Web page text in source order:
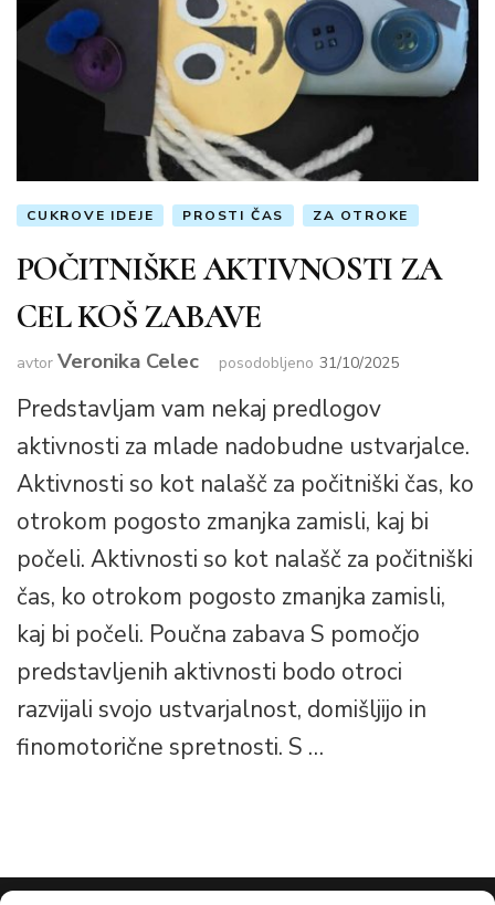
CUKROVE IDEJE PROSTI ČAS ZA OTROKE
POČITNIŠKE AKTIVNOSTI ZA
CEL KOŠ ZABAVE
avtor Veronika Celec posodobljeno 31/10/2025
Predstavljam vam nekaj predlogov
aktivnosti za mlade nadobudne ustvarjalce.
Aktivnosti so kot nalašč za počitniški čas, ko
otrokom pogosto zmanjka zamisli, kaj bi
počeli. Aktivnosti so kot nalašč za počitniški
čas, ko otrokom pogosto zmanjka zamisli,
kaj bi počeli. Poučna zabava S pomočjo
predstavljenih aktivnosti bodo otroci
razvijali svojo ustvarjalnost, domišljijo in
finomotorične spretnosti. S …